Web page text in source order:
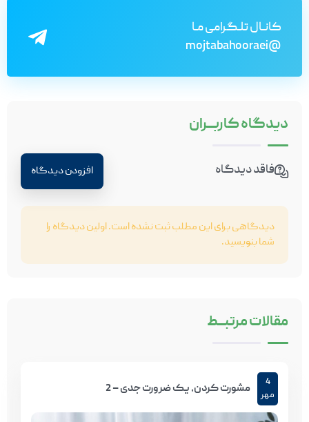
کانـال تلـگرامی مـا
@mojtabahooraei
دیدگاهکاربـــران
فاقد دیدگاه افزودن دیدگاه
دیدگاهی برای این مطلب ثبت نشده است. اولین دیدگاه را
شما بنویسید.
مقالاتمرتبـــط
4
مهر
مشورت کردن، یک ضرورت جدی – 2